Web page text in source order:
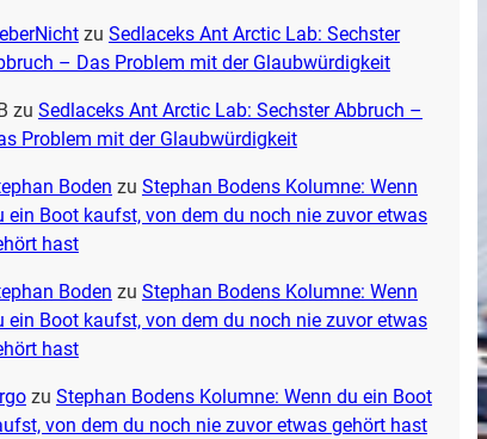
zu Sedlaceks Ant Arctic Lab: Sechster
– Das Problem mit der Glaubwürdigkeit
zu Sedlaceks Ant Arctic Lab: Sechster Abbruch –
Problem mit der Glaubwürdigkeit
Boden zu Stephan Bodens Kolumne: Wenn
ein Boot kaufst, von dem du noch nie zuvor etwas
hast
Boden zu Stephan Bodens Kolumne: Wenn
ein Boot kaufst, von dem du noch nie zuvor etwas
hast
zu Stephan Bodens Kolumne: Wenn du ein Boot
von dem du noch nie zuvor etwas gehört hast